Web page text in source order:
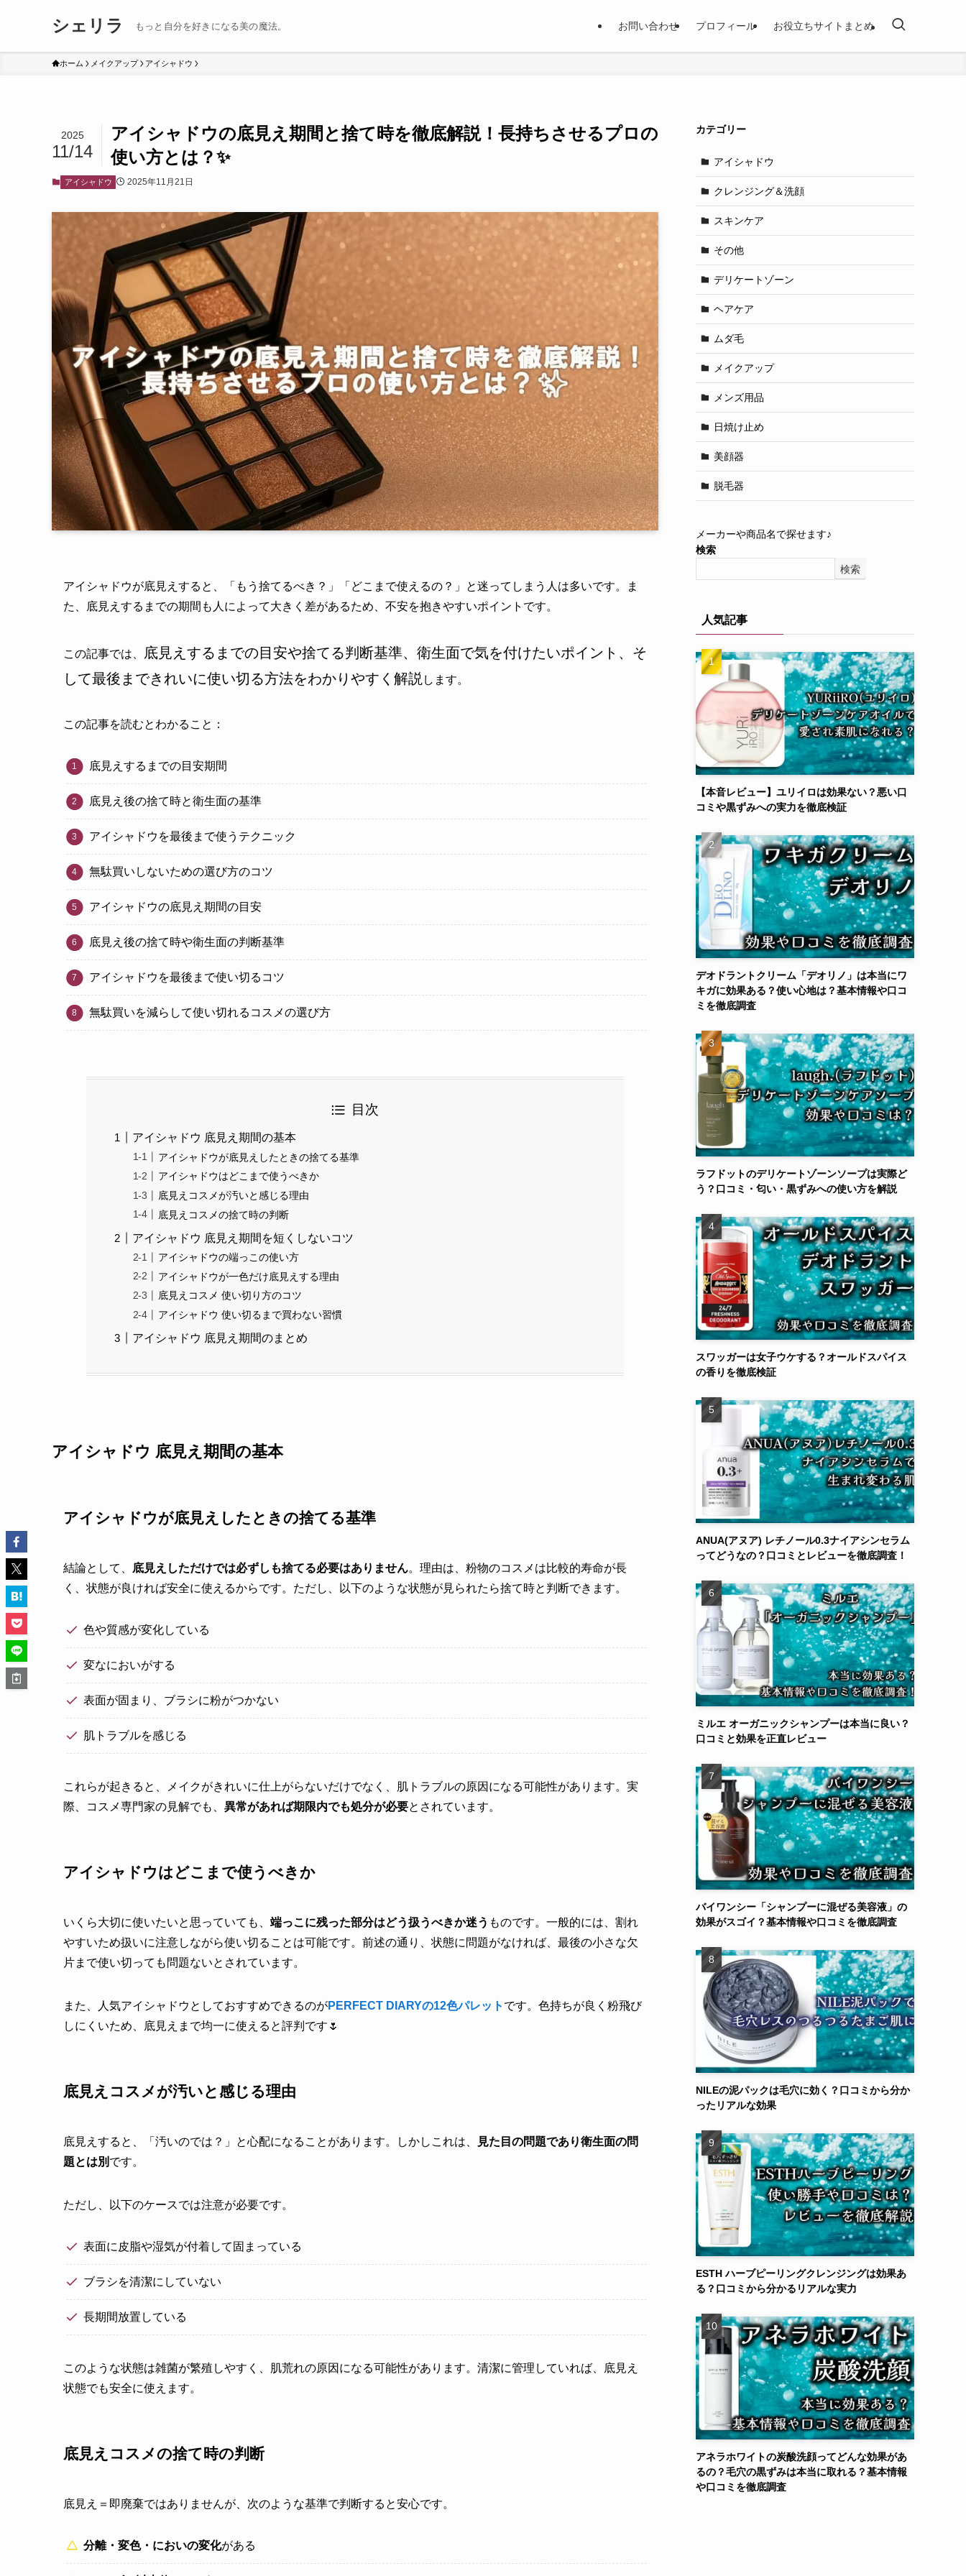
シェリラ もっと自分を好きになる美の魔法。 お問い合わせ プロフィール お役立ちサイトまとめ
ホーム メイクアップ アイシャドウ
アイシャドウの底見え期間と捨て時を徹底解説！長持ちさせるプロの
使い方とは？✨
2025
11/14
アイシャドウ 2025年11月21日
アイシャドウが底見えすると、「もう捨てるべき？」「どこまで使えるの？」と迷ってしまう人は多いです。ま
た、底見えするまでの期間も人によって大きく差があるため、不安を抱きやすいポイントです。
この記事では、 底見えするまでの目安や捨てる判断基準、衛生面で気を付けたいポイント、そ
して最後まできれいに使い切る方法をわかりやすく解説します。
この記事を読むとわかること：
底見えするまでの目安期間
底見え後の捨て時と衛生面の基準
アイシャドウを最後まで使うテクニック
無駄買いしないための選び方のコツ
アイシャドウの底見え期間の目安
底見え後の捨て時や衛生面の判断基準
アイシャドウを最後まで使い切るコツ
無駄買いを減らして使い切れるコスメの選び方
目次
アイシャドウ 底見え期間の基本
アイシャドウが底見えしたときの捨てる基準
アイシャドウはどこまで使うべきか
底見えコスメが汚いと感じる理由
底見えコスメの捨て時の判断
アイシャドウ 底見え期間を短くしないコツ
アイシャドウの端っこの使い方
アイシャドウが一色だけ底見えする理由
底見えコスメ 使い切り方のコツ
アイシャドウ 使い切るまで買わない習慣
アイシャドウ 底見え期間のまとめ
アイシャドウ 底見え期間の基本
アイシャドウが底見えしたときの捨てる基準
結論として、 底見えしただけでは必ずしも捨てる必要はありません。理由は、粉物のコスメは比較的寿命が長
く、状態が良ければ安全に使えるからです。ただし、以下のような状態が見られたら捨て時と判断できます。
色や質感が変化している
変なにおいがする
表面が固まり、ブラシに粉がつかない
肌トラブルを感じる
これらが起きると、メイクがきれいに仕上がらないだけでなく、肌トラブルの原因になる可能性があります。実
際、コスメ専門家の見解でも、 異常があれば期限内でも処分が必要とされています。
アイシャドウはどこまで使うべきか
いくら大切に使いたいと思っていても、 端っこに残った部分はどう扱うべきか迷う ものです。一般的には、割れ
やすいため扱いに注意しながら使い切ることは可能です。前述の通り、状態に問題がなければ、最後の小さな欠
片まで使い切っても問題ないとされています。
また、人気アイシャドウとしておすすめできるのがPERFECT DIARYの12色パレット です。色持ちが良く粉飛び
しにくいため、底見えまで均一に使えると評判です🌷
底見えコスメが汚いと感じる理由
底見えすると、「汚いのでは？」と心配になることがあります。しかしこれは、
見た目の問題であり衛生面の問
題とは別 です。
ただし、以下のケースでは注意が必要です。
表面に皮脂や湿気が付着して固まっている
ブラシを清潔にしていない
長期間放置している
このような状態は雑菌が繁殖しやすく、肌荒れの原因になる可能性があります。清潔に管理していれば、底見え
状態でも安全に使えます。
底見えコスメの捨て時の判断
底見え＝即廃棄ではありませんが、次のような基準で判断すると安心です。
分離・変色・においの変化がある
カテゴリー
アイシャドウ
クレンジング＆洗顔
スキンケア
その他
デリケートゾーン
ヘアケア
ムダ毛
メイクアップ
メンズ用品
日焼け止め
美顔器
脱毛器
メーカーや商品名で探せます♪
検索
検索
人気記事
【本音レビュー】ユリイロは効果ない？悪い口
コミや黒ずみへの実力を徹底検証
デオドラントクリーム「デオリノ」は本当にワ
キガに効果ある？使い心地は？基本情報や口コ
ミを徹底調査
ラフドットのデリケートゾーンソープは実際ど
う？口コミ・匂い・黒ずみへの使い方を解説
スワッガーは女子ウケする？オールドスパイス
の香りを徹底検証
ANUA(アヌア) レチノール0.3ナイアシンセラム
ってどうなの？口コミとレビューを徹底調査！
ミルエ オーガニックシャンプーは本当に良い？
口コミと効果を正直レビュー
バイワンシー「シャンプーに混ぜる美容液」の
効果がスゴイ？基本情報や口コミを徹底調査
NILEの泥パックは毛穴に効く？口コミから分か
ったリアルな効果
ESTH ハーブピーリングクレンジングは効果あ
る？口コミから分かるリアルな実力
アネラホワイトの炭酸洗顔ってどんな効果があ
るの？毛穴の黒ずみは本当に取れる？基本情報
や口コミを徹底調査